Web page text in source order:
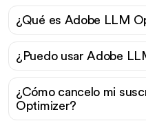
¿Qué es Adobe LLM
¿Puedo usar Adobe
¿Cómo cancelo mi
Optimizer?